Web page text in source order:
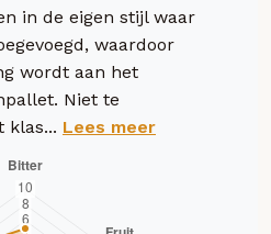
in de eigen stijl waar
waardoor
wordt aan het
Niet te
klas... Lees meer